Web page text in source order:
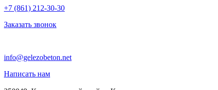
+7 (861) 212-30-30
Заказать звонок
info@gelezobeton.net
Написать нам